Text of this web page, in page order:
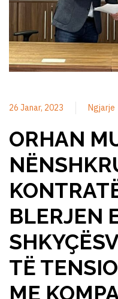
26 Janar, 2023 Ngjarje
ORHAN
BLERJEN
TË
ME